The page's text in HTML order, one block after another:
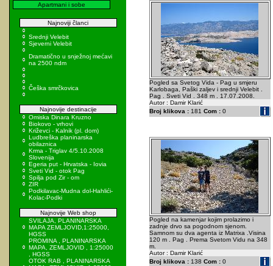
Apartmani i sobe
Najnoviji članci
Srednji Velebit
Sjeverni Velebit
Dramatično u snježnoj mećavi
na 2500 ndm
Češka smrčkovica
Najnovije destinacije
Omiska Dinara Kruzno
Biokovo - vrhovi
Križevci - Kalnik (pl. dom)
Ludbreška planinarska
obilaznica
Krma - Triglav 4/5.10.2008
Slovenija
Egeria put - Hrvatska - Iovia
Sveti Vid - otok Pag
Spilja pod Zir - om
ZIR
Podkilavac-Mudna dol-Hahlići-
Kolac-Podki
Najnovije Web shop
SVILAJA, PLANINARSKA
MAPA ZEMLJOVID,1:25000,
HGSS
PROMINA , PLANINARSKA
MAPA, ZEMLJOVID , 1:25000
, HGSS
OTOK RAB , PLANINARSKA
Pogled sa Svetog Vida - Pag u smjeru
Karlobaga, Paški zaljev i srednji Velebit .
Pag . Sveti Vid . 348 m . 17.07.2008.
Autor : Damir Klarić
Broj klikova :181 Com :0
Pogled na kamenjar kojim prolazimo i
zadnje drvo sa pogodnom sjenom.
Samnom su dva agenta iz Matrixa .Visina
120 m . Pag . Prema Svetom Vidu na 348
m.
Autor : Damir Klarić
Broj klikova :138 Com :0